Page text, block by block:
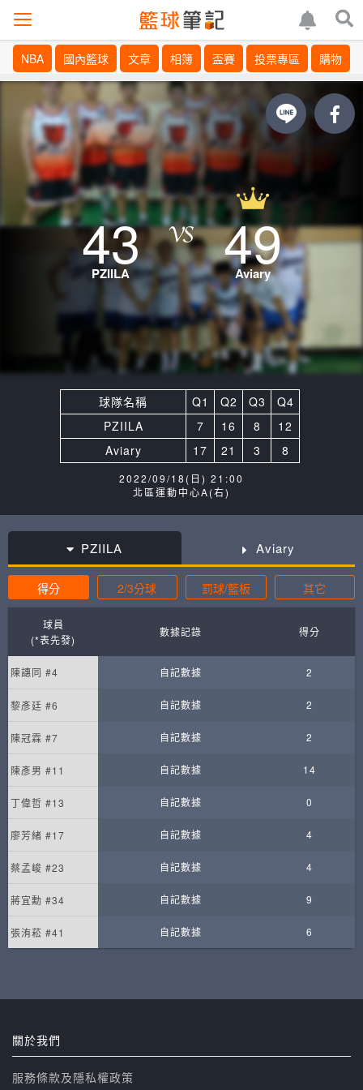
NBA 國內籃球 文章 相簿 盃賽 投票專區 購物
43
PZIILA 49
Aviary
球隊名稱 Q1 Q2 Q3
Q4
PZIILA
7 16 8
12
Aviary
17 21 3 8
2022/09/18(日) 21:00
北區運動中心A(右)
PZIILA Aviary
得分 2/3分球 罰球/籃板 其它
球員
(*表先發)
數據記錄 得分
陳譓同 #4 自記數據 2
黎彥廷 #6 自記數據 2
陳冠霖 #7 自記數據 2
陳彥男 #11 自記數據 14
丁偉哲 #13 自記數據 0
廖芳緒 #17 自記數據 4
蔡孟峻 #23 自記數據 4
蔣宜勳 #34 自記數據 9
張洧菘 #41 自記數據 6
關於我們
服務條款及隱私權政策